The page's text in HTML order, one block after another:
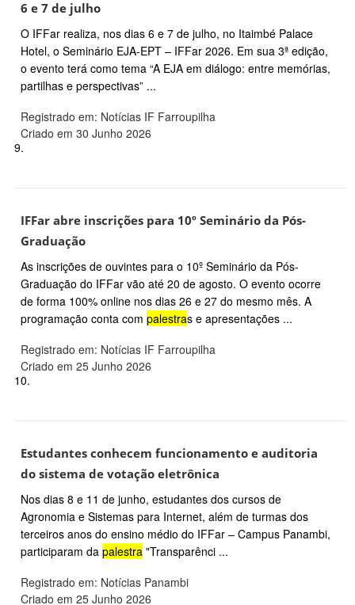
6 e 7 de julho
O IFFar realiza, nos dias 6 e 7 de julho, no Itaimbé Palace
Hotel, o Seminário EJA-EPT – IFFar 2026. Em sua 3ª edição,
o evento terá como tema “A EJA em diálogo: entre memórias,
partilhas e perspectivas” ...
Registrado em: Notícias IF Farroupilha
Criado em 30 Junho 2026
9.
IFFar abre inscrições para 10º Seminário da Pós-
Graduação
As inscrições de ouvintes para o 10º Seminário da Pós-
Graduação do IFFar vão até 20 de agosto. O evento ocorre
de forma 100% online nos dias 26 e 27 do mesmo mês. A
programação conta com palestras e apresentações ...
Registrado em: Notícias IF Farroupilha
Criado em 25 Junho 2026
10.
Estudantes conhecem funcionamento e auditoria
do sistema de votação eletrônica
Nos dias 8 e 11 de junho, estudantes dos cursos de
Agronomia e Sistemas para Internet, além de turmas dos
terceiros anos do ensino médio do IFFar – Campus Panambi,
participaram da palestra "Transparênci ...
Registrado em: Notícias Panambi
Criado em 25 Junho 2026